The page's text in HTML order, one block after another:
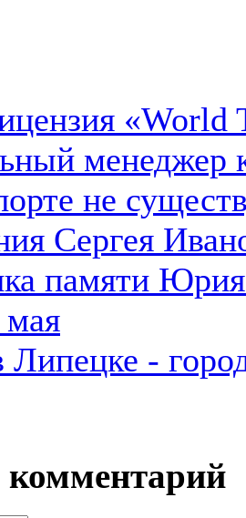
не
Сергея
памяти Юрия
мая
Липецке -
комментарий